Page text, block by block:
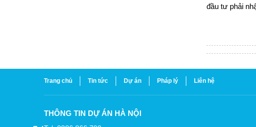
đầu tư phải
Trang chủ Tin tức Dự án Pháp lý Liên hệ
THÔNG TIN DỰ ÁN HÀ NỘI